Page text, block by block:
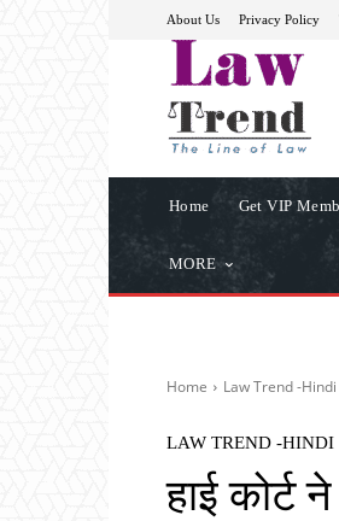
About Us Privacy Policy
Home Get VIP
MORE
Home Law Trend -Hindi
LAW TREND -HINDI
हाई कोर्ट